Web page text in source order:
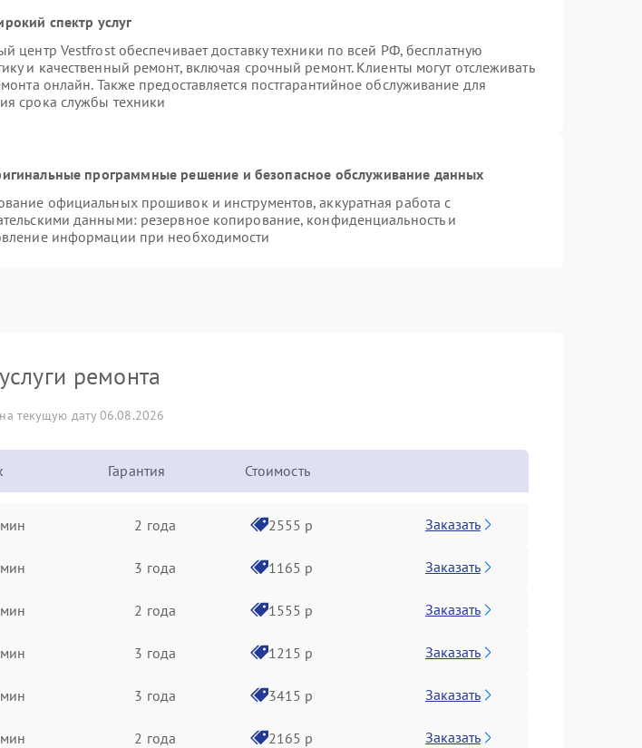
спектр услуг
центр Vestfrost обеспечивает доставку техники по всей РФ, бесплатную
и качественный ремонт, включая срочный ремонт. Клиенты могут отслеживать
онлайн. Также предоставляется постгарантийное обслуживание для
срока службы техники
программные решение и безопасное обслуживание данных
официальных прошивок и инструментов, аккуратная работа с
данными: резервное копирование, конфиденциальность и
информации при необходимости
ремонта
текущую дату 06.08.2026
Гарантия Стоимость
2 года 2555 р Заказать
3 года 1165 р Заказать
2 года 1555 р Заказать
3 года 1215 р Заказать
3 года 3415 р Заказать
2 года 2165 р Заказать